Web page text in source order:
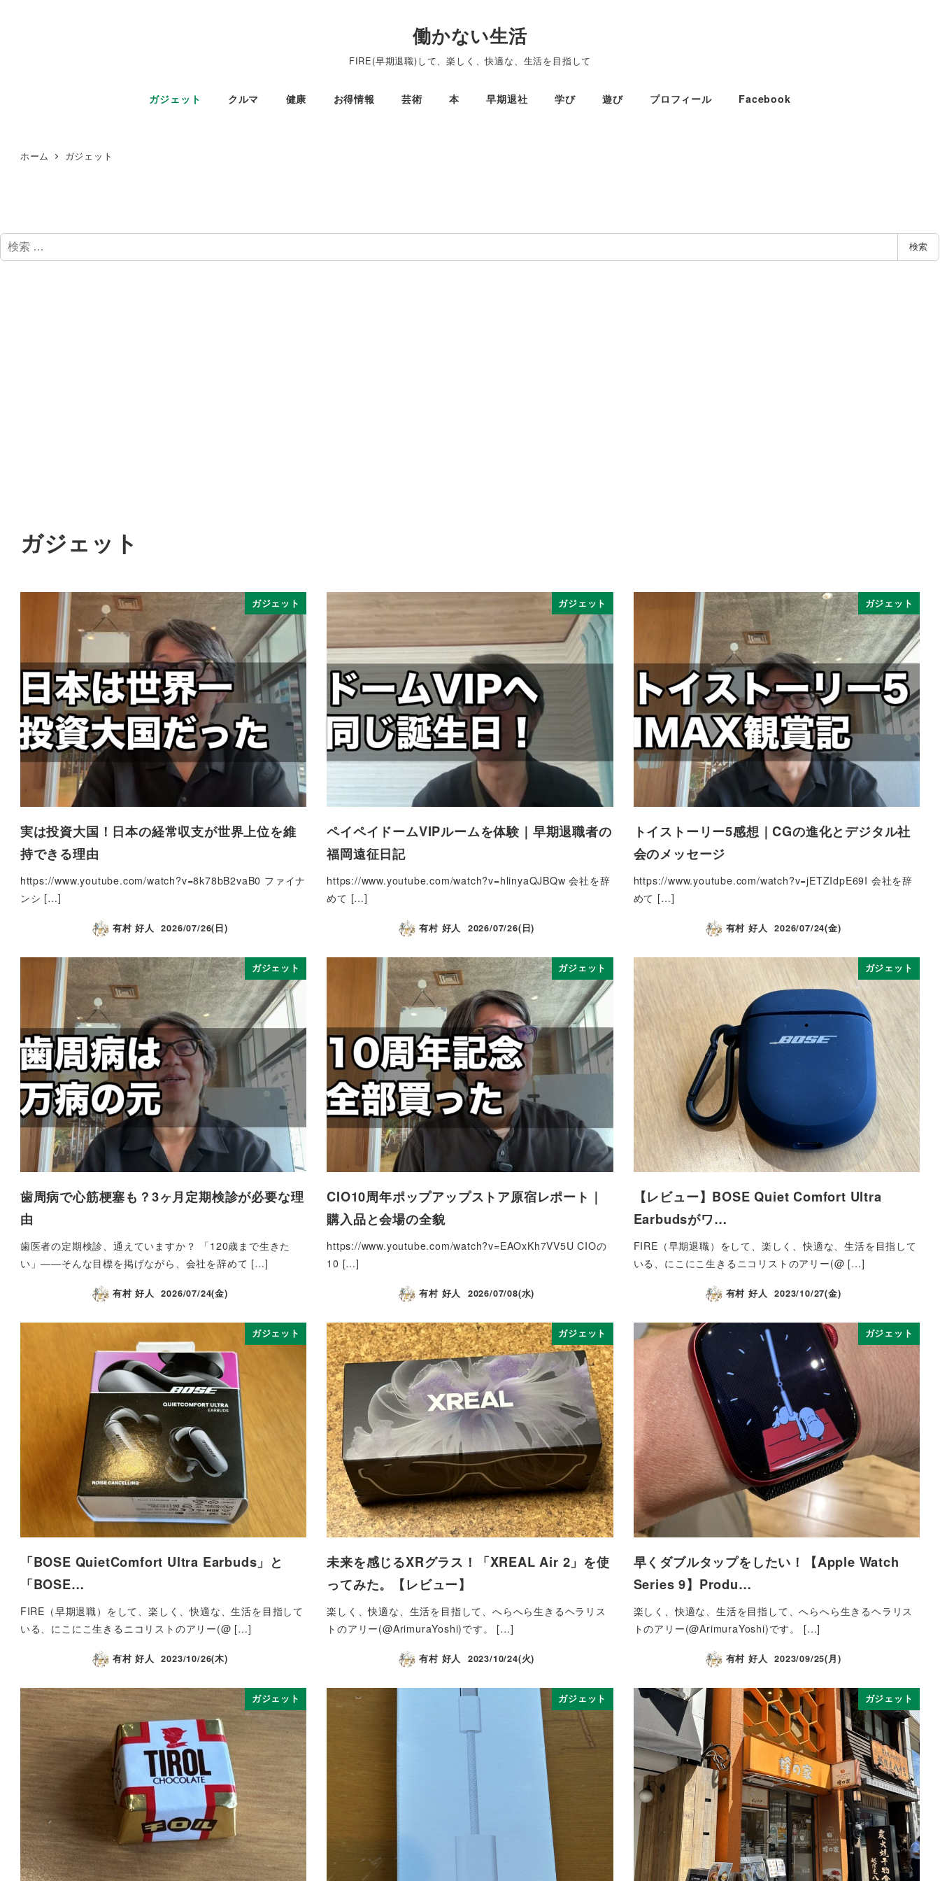
働かない生活
FIRE(早期退職)して、楽しく、快適な、生活を目指して
ガジェット クルマ 健康 お得情報 芸術 本 早期退社 学び 遊び プロフィール Facebook
ホーム ガジェット
検
索
検索
ガジェット
ガジェット
実は投資大国！日本の経常収支が世界上位を維
持できる理由
https://www.youtube.com/watch?v=8k78bB2vaB0 ファイナ
ンシ […]
有村 好人 2026/07/26(日)
ガジェット
ペイペイドームVIPルームを体験｜早期退職者の
福岡遠征日記
https://www.youtube.com/watch?v=hlinyaQJBQw 会社を辞
めて […]
有村 好人 2026/07/26(日)
ガジェット
トイストーリー5感想｜CGの進化とデジタル社
会のメッセージ
https://www.youtube.com/watch?v=jETZIdpE69I 会社を辞
めて […]
有村 好人 2026/07/24(金)
ガジェット
歯周病で心筋梗塞も？3ヶ月定期検診が必要な理
由
歯医者の定期検診、通えていますか？ 「120歳まで生きた
い」——そんな目標を掲げながら、会社を辞めて […]
有村 好人 2026/07/24(金)
ガジェット
CIO10周年ポップアップストア原宿レポート｜
購入品と会場の全貌
https://www.youtube.com/watch?v=EAOxKh7VV5U CIOの
10 […]
有村 好人 2026/07/08(水)
ガジェット
【レビュー】BOSE Quiet Comfort Ultra
Earbudsがワ…
FIRE（早期退職）をして、楽しく、快適な、生活を目指して
いる、にこにこ生きるニコリストのアリー(@ […]
有村 好人 2023/10/27(金)
ガジェット
「BOSE QuietComfort Ultra Earbuds」と
「BOSE…
FIRE（早期退職）をして、楽しく、快適な、生活を目指して
いる、にこにこ生きるニコリストのアリー(@ […]
有村 好人 2023/10/26(木)
ガジェット
未来を感じるXRグラス！「XREAL Air 2」を使
ってみた。【レビュー】
楽しく、快適な、生活を目指して、へらへら生きるヘラリス
トのアリー(@ArimuraYoshi)です。 […]
有村 好人 2023/10/24(火)
ガジェット
早くダブルタップをしたい！【Apple Watch
Series 9】Produ…
楽しく、快適な、生活を目指して、へらへら生きるヘラリス
トのアリー(@ArimuraYoshi)です。 […]
有村 好人 2023/09/25(月)
ガジェット ガジェット ガジェット